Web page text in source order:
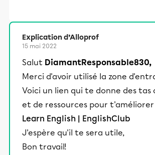
Explication d’Alloprof
15 mai 2022
Salut DiamantResponsable830,
Merci d'avoir utilisé la zone
Voici un lien qui te donne des tas
et de ressources pour t'améliorer
Learn English | EnglishClub
J'espère qu'il te sera utile,
Bon travail!